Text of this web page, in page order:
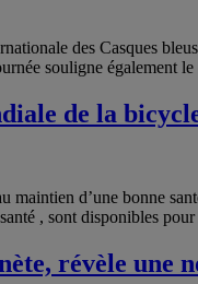
des Casques
souligne également
de la
d’une bonne
, sont disponibles pour
révèle une